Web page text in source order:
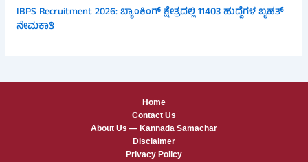
IBPS Recruitment 2026: ಬ್ಯಾಂಕಿಂಗ್ ಕ್ಷೇತ್ರದಲ್ಲಿ 11403 ಹುದ್ದೆಗಳ ಬೃಹತ್
ನೇಮಕಾತಿ
Home
Contact Us
About Us — Kannada Samachar
Disclaimer
Privacy Policy